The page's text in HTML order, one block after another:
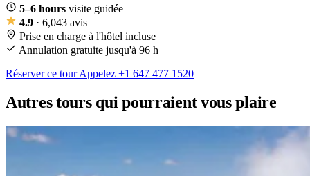
5–6 hours visite guidée
4.9 · 6,043 avis
Prise en charge à l'hôtel incluse
Annulation gratuite jusqu'à 96 h
Réserver ce tourAppelez +1 647 477 1520
Autres tours qui pourraient vous plaire